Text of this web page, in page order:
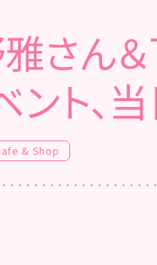
さん
ント、
& Shop